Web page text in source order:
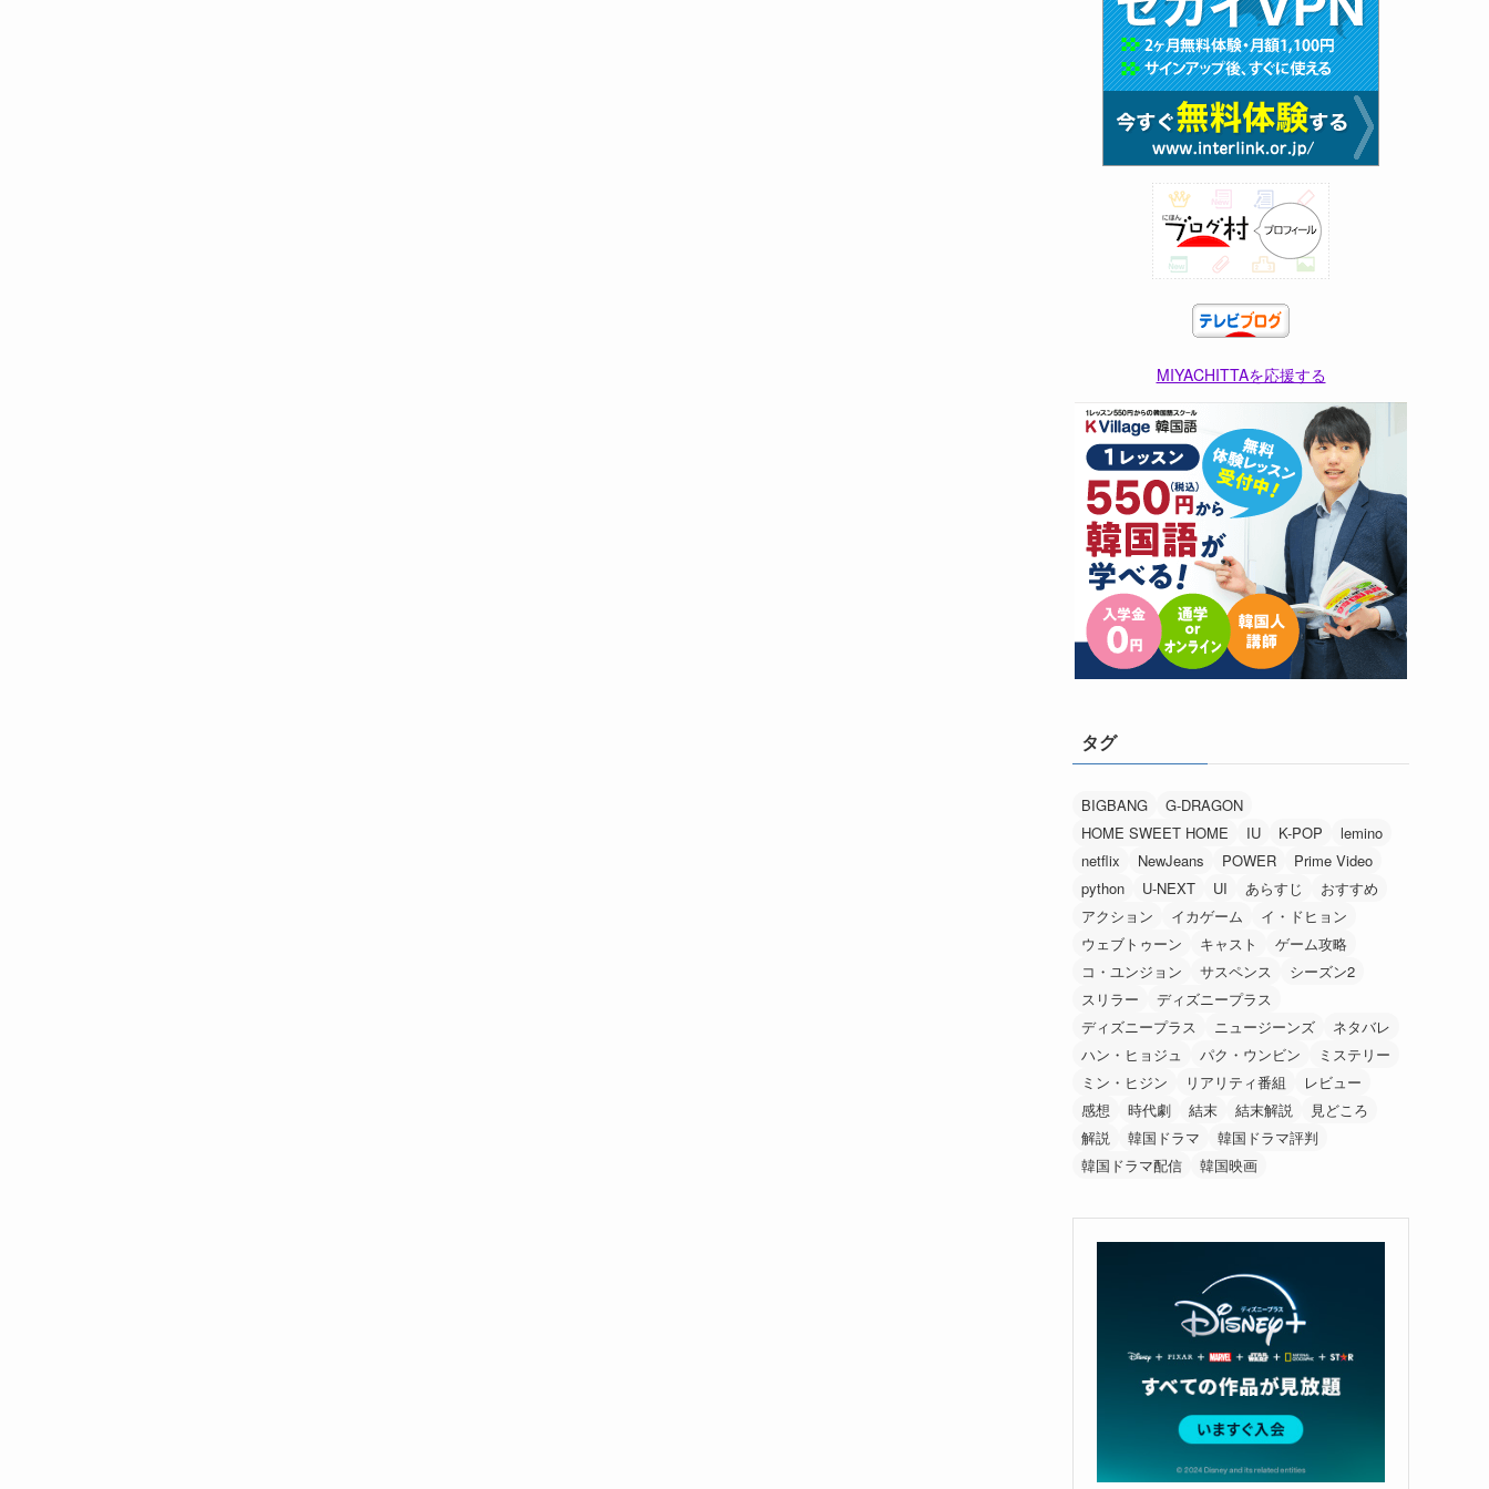
MIYACHITTAを応援する
タグ
BIGBANG
G-DRAGON
HOME SWEET HOME
IU K-POP
lemino
netflix
NewJeans POWER
Prime Video
python
U-NEXT UI あらすじ
おすすめ
アクション
イカゲーム
イ・ドヒョン
ウェブトゥーン
キャスト
ゲーム攻略
コ・ユンジョン
サスペンス
シーズン2
スリラー
ディズニープラス
ディズニープラス
ニュージーンズ
ネタバレ
ハン・ヒョジュ
パク・ウンビン
ミステリー
ミン・ヒジン
リアリティ番組
レビュー
感想
時代劇 結末 結末解説
見どころ
解説
韓国ドラマ
韓国ドラマ評判
韓国ドラマ配信
韓国映画